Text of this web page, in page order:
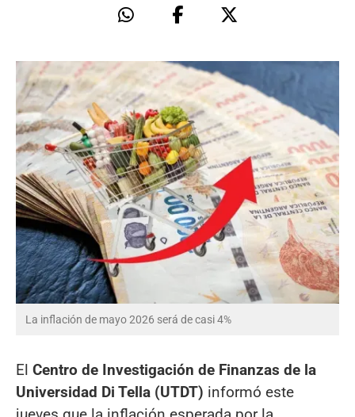
La inflación de mayo 2026 será de casi 4%
El Centro de Investigación de Finanzas de la
Universidad Di Tella (UTDT) informó este